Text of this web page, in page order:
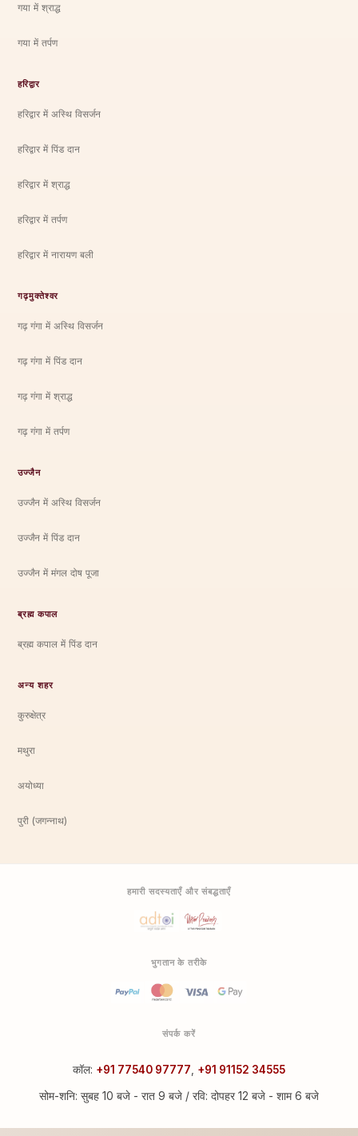
गया में श्राद्ध
गया में तर्पण
हरिद्वार
हरिद्वार में अस्थि विसर्जन
हरिद्वार में पिंड दान
हरिद्वार में श्राद्ध
हरिद्वार में तर्पण
हरिद्वार में नारायण बली
गढ़मुक्तेश्वर
गढ़ गंगा में अस्थि विसर्जन
गढ़ गंगा में पिंड दान
गढ़ गंगा में श्राद्ध
गढ़ गंगा में तर्पण
उज्जैन
उज्जैन में अस्थि विसर्जन
उज्जैन में पिंड दान
उज्जैन में मंगल दोष पूजा
ब्रह्म कपाल
ब्रह्म कपाल में पिंड दान
अन्य शहर
कुरुक्षेत्र
मथुरा
अयोध्या
पुरी (जगन्नाथ)
हमारी सदस्यताएँ और संबद्धताएँ
भुगतान के तरीके
संपर्क करें
कॉल: +91 77540 97777 +91 91152 34555
सोम-शनि: सुबह 10 बजे - रात 9 बजे / रवि: दोपहर 12 बजे - शाम 6 बजे